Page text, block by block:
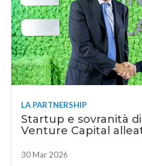
LA PARTNERSHIP
Startup e sovranità
Venture Capital
30 Mar 2026